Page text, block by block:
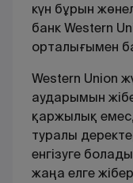
күн бұрын
банк Western
орталығымен
Western Union
аударымын
қаржылық
туралы
енгізуге
жаңа елге